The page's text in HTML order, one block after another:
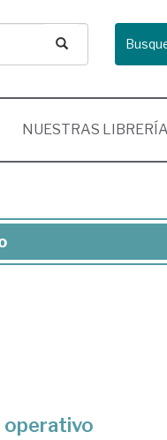
NUESTRAS
operativo